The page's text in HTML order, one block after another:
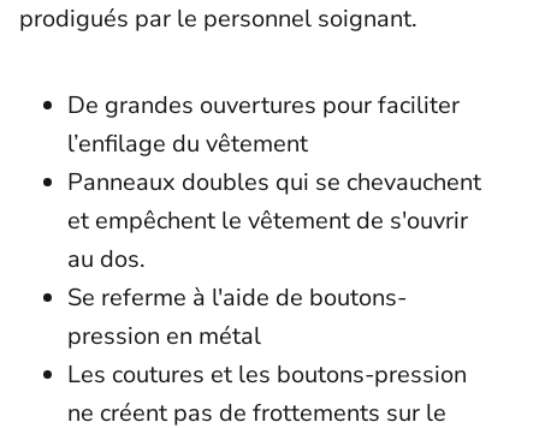
prodigués par le personnel soignant.
De grandes ouvertures pour faciliter
l’enfilage du vêtement
Panneaux doubles qui se chevauchent
et empêchent le vêtement de s'ouvrir
au dos.
Se referme à l'aide de boutons-
pression en métal
Les coutures et les boutons-pression
ne créent pas de frottements sur le